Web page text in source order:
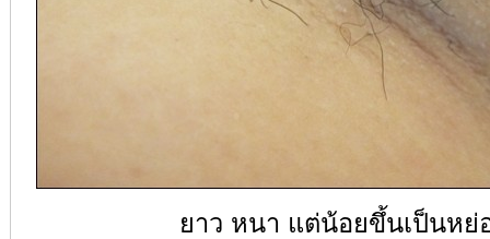
ยาว หนา แต่น้อยขึ้นเป็นหย่